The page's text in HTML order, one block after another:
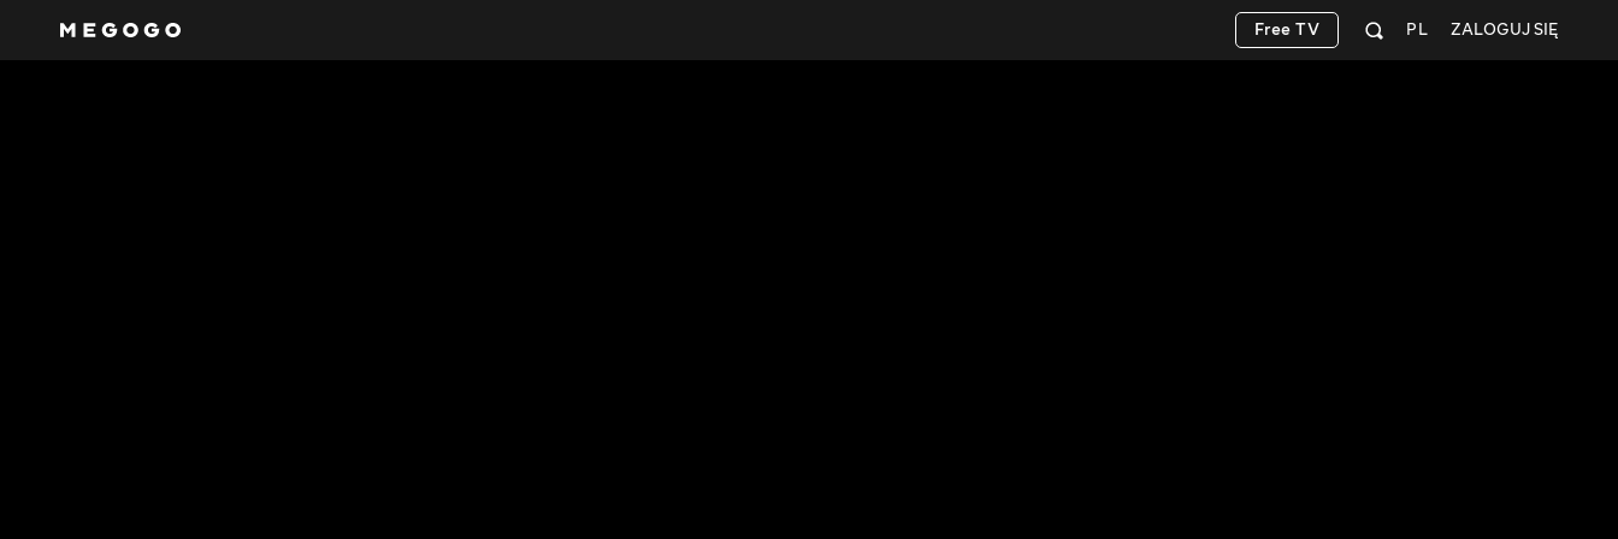
ZALOGUJ SIĘ
PL
Free TV